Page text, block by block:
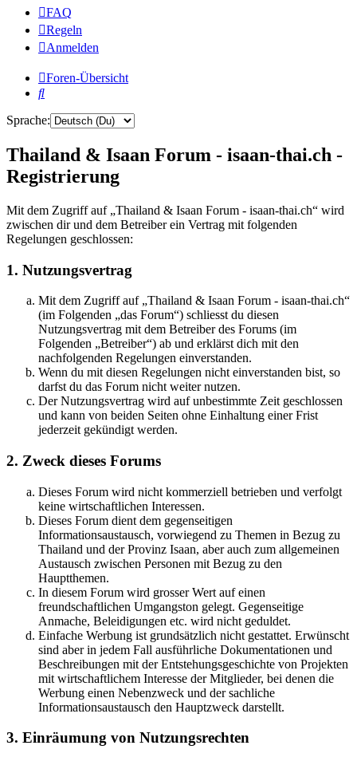
FAQ
Regeln
Anmelden
Foren-Übersicht
Suche
Sprache:
Thailand & Isaan Forum - isaan-thai.ch -
Registrierung
Mit dem Zugriff auf „Thailand & Isaan Forum - isaan-thai.ch“ wird
zwischen dir und dem Betreiber ein Vertrag mit folgenden
Regelungen geschlossen:
1. Nutzungsvertrag
Mit dem Zugriff auf „Thailand & Isaan Forum - isaan-thai.ch“
(im Folgenden „das Forum“) schliesst du diesen
Nutzungsvertrag mit dem Betreiber des Forums (im
Folgenden „Betreiber“) ab und erklärst dich mit den
nachfolgenden Regelungen einverstanden.
Wenn du mit diesen Regelungen nicht einverstanden bist, so
darfst du das Forum nicht weiter nutzen.
Der Nutzungsvertrag wird auf unbestimmte Zeit geschlossen
und kann von beiden Seiten ohne Einhaltung einer Frist
jederzeit gekündigt werden.
2. Zweck dieses Forums
Dieses Forum wird nicht kommerziell betrieben und verfolgt
keine wirtschaftlichen Interessen.
Dieses Forum dient dem gegenseitigen
Informationsaustausch, vorwiegend zu Themen in Bezug zu
Thailand und der Provinz Isaan, aber auch zum allgemeinen
Austausch zwischen Personen mit Bezug zu den
Hauptthemen.
In diesem Forum wird grosser Wert auf einen
freundschaftlichen Umgangston gelegt. Gegenseitige
Anmache, Beleidigungen etc. wird nicht geduldet.
Einfache Werbung ist grundsätzlich nicht gestattet. Erwünscht
sind aber in jedem Fall ausführliche Dokumentationen und
Beschreibungen mit der Entstehungsgeschichte von Projekten
mit wirtschaftlichem Interesse der Mitglieder, bei denen die
Werbung einen Nebenzweck und der sachliche
Informationsaustausch den Hauptzweck darstellt.
3. Einräumung von Nutzungsrechten